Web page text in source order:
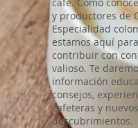
y productores de
Especialidad
estamos aquí para
contribuir con
valioso. Te
información
consejos,
cafeteras y nuevos
descubrimientos.